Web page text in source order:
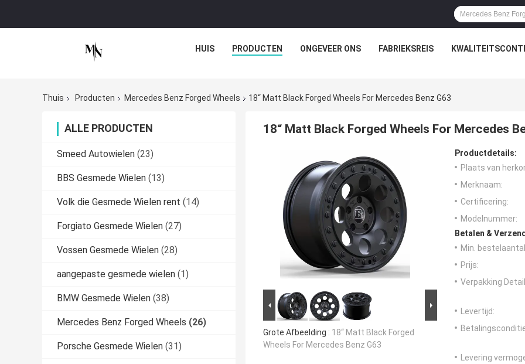
HUIS PRODUCTEN ONGEVEER ONS FABRIEKSREIS
Thuis Producten Mercedes Benz Forged Wheels 18“ Matt Black Forged Wheels For Mercedes Benz G63
ALLE PRODUCTEN
Smeed Autowielen (23)
BBS Gesmede Wielen (13)
Volk die Gesmede Wielen rent (14)
Forgiato Gesmede Wielen (27)
Vossen Gesmede Wielen (28)
aangepaste gesmede wielen (1)
BMW Gesmede Wielen (38)
Mercedes Benz Forged Wheels (26)
Porsche Gesmede Wielen (31)
18“ Matt Black Forged Wheels For Mercedes
Grote Afbeelding : 18“ Matt Black Forged
Wheels For Mercedes Benz G63
Productdetails:
Plaats van
Merknaam:
Certificering:
Modelnummer:
Betalen &
Min.
Prijs:
Verpakking
Levertijd:
Levering